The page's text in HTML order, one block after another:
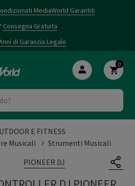
MediaWorld Garantiti
Consegna Gratuita
di Garanzia Legale
0
E FITNESS
Musicali
Strumenti Musicali
PIONEER DJ